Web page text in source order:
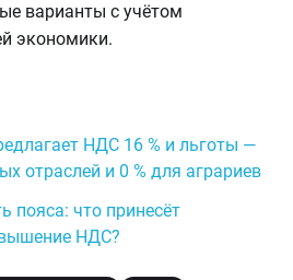
варианты с учётом
экономики.
НДС 16 % и льготы —
отраслей и 0 % для аграриев
пояса: что принесёт
НДС?